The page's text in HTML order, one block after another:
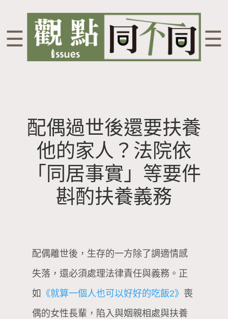
☰ ☰
配偶過世後還要扶養
他的家人？法院依
「同居事實」等要件
斟酌扶養義務
配偶離世後，生存的一方除了調適情感
失落，還必須處理法律責任與義務。正
如 《就算一個人也可以好好的吃飯2》 喪
偶的女性長輩，陷入與姻親相處與扶養